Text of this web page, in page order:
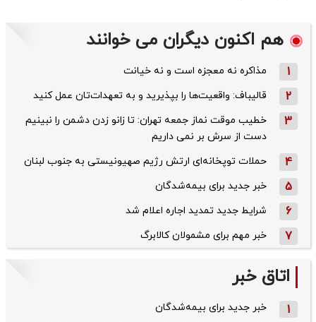
هم اکنون دیگران می خوانند
1 مذاکره نه معجزه است و نه خیانت
2 قالیباف: واقعیت‌ها را بپذیرید و به تعهدات‌تان عمل کنید
3
خطیب موقت نماز جمعه تهران: تا زانو زدن دشمن را نبینیم
دست از سرش بر نمی داریم
4 حملات توپخانه‌ای ارتش رژیم صهیونیستی به جنوب لبنان
5 خبر جدید برای بیمه‌شدگان
6 شرایط جدید تمدید اجاره اعلام شد
7 خبر مهم برای مشمولان کالابرگ
اتاق خبر
1 خبر جدید برای بیمه‌شدگان